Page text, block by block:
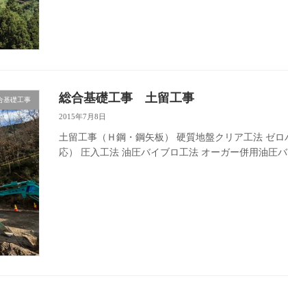
基礎工事 総合基礎工事 土留工事
2015年7月8日
土留工事（Ｈ鋼・鋼矢板） 硬質地盤クリア工法 ゼ
応） 圧入工法 油圧バイブロ工法 オーガー併用油圧